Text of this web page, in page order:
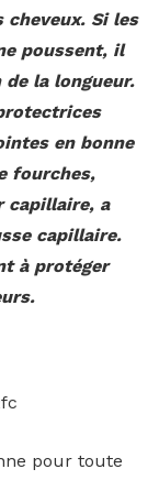
Si les
poussent, il
la longueur.
en bonne
fourches,
capillaire, a
capillaire.
à protéger
pour toute